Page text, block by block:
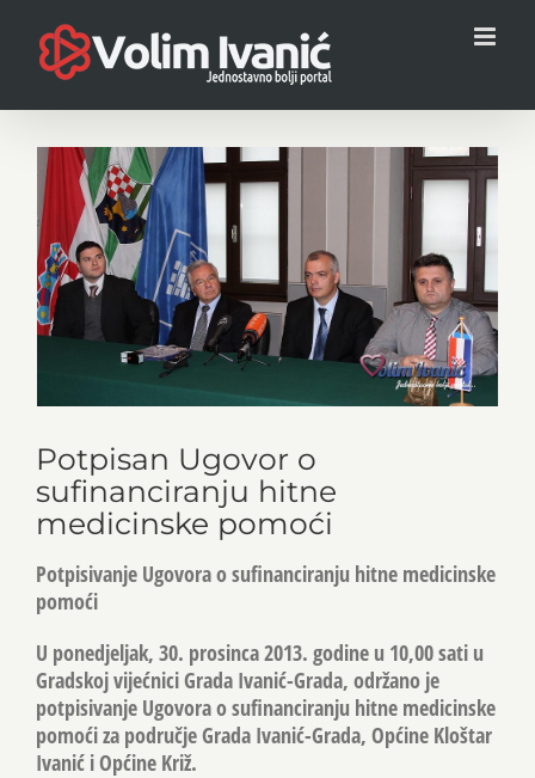
content
View
Larger
Image
Potpisan Ugovor o
sufinanciranju hitne
medicinske pomoći
Potpisivanje Ugovora o sufinanciranju hitne medicinske
pomoći
U ponedjeljak, 30. prosinca 2013. godine u 10,00 sati u
Gradskoj vijećnici Grada Ivanić-Grada, održano je
potpisivanje Ugovora o sufinanciranju hitne medicinske
pomoći za područje Grada Ivanić-Grada, Općine Kloštar
Ivanić i Općine Križ.